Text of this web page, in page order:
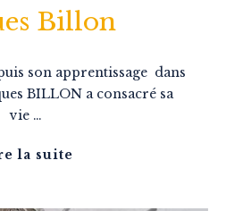
Billon
son apprentissage dans
BILLON a consacré sa
vie …
la suite